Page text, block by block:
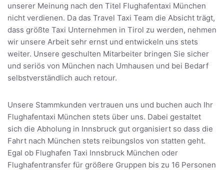
unserer Meinung nach den Titel Flughafentaxi München
nicht verdienen. Da das Travel Taxi Team die Absicht trägt,
dass größte Taxi Unternehmen in Tirol zu werden, nehmen
wir unsere Arbeit sehr ernst und entwickeln uns stets
weiter. Unsere geschulten Mitarbeiter bringen Sie sicher
und seriös von München nach Umhausen und bei Bedarf
selbstverständlich auch retour.
Unsere Stammkunden vertrauen uns und buchen auch Ihr
Flughafentaxi München stets über uns. Dabei gestaltet
sich die Abholung in Innsbruck gut organisiert so dass die
Fahrt nach München stets reibungslos von statten geht.
Egal ob Flughafen Taxi Innsbruck München oder
Flughafentransfer für größere Gruppen bis zu 16 Personen